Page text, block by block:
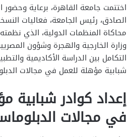
اختتمت جامعة القاهرة، برعاية
الصادق، رئيس الجامعة، فعاليات
محاكاة المنظمات الدولية، الذي
وزارة الخارجية والهجرة وشؤون
التكامل بين الدراسة الأكاديمية
شبابية مؤهلة للعمل في مجالات
إعداد كوادر شبابية
في مجالات